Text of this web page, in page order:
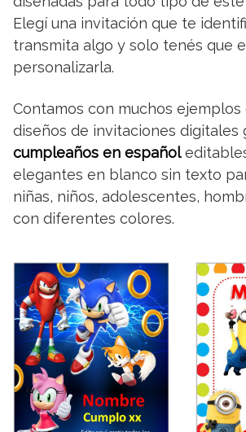
Elegí una invitación que te
transmita algo y solo tenés que
personalizarla.
Contamos con muchos
diseños de invitaciones digitales
cumpleaños en español
elegantes en blanco sin texto
niñas, niños, adolescentes,
con diferentes colores.